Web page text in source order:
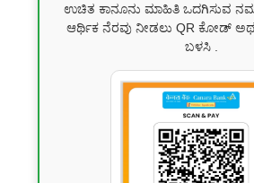
ಉಚಿತ ಕಾನೂನು ಮಾಹಿತಿ ಒದಗಿಸುವ
ಆರ್ಥಿಕ ನೆರವು ನೀಡಲು QR ಕೋಡ್
ಬಳಸಿ .